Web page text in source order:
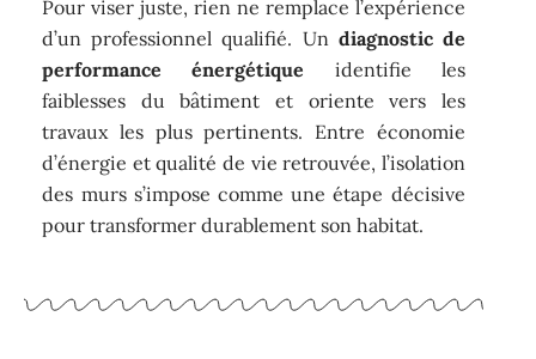
Pour viser juste, rien ne remplace l’expérience
d’un professionnel qualifié. Un diagnostic de
performance énergétique identifie les
faiblesses du bâtiment et oriente vers les
travaux les plus pertinents. Entre économie
d’énergie et qualité de vie retrouvée, l’isolation
des murs s’impose comme une étape décisive
pour transformer durablement son habitat.